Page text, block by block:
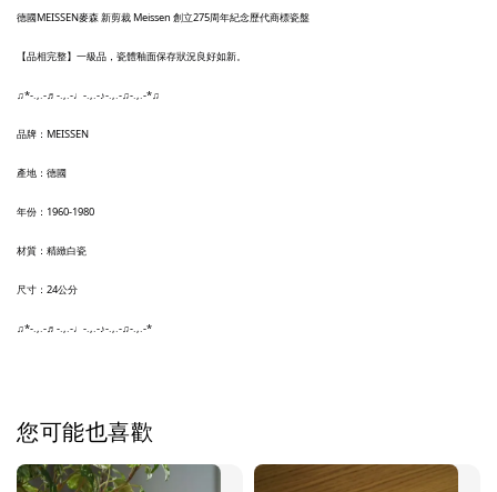
德國MEISSEN麥森 新剪裁 Meissen 創立275周年紀念歷代商標瓷盤
【品相完整】一級品，瓷體釉面保存狀況良好如新。
♫*-.,.-♬ -.,.-♩ -.,.-♪-.,.-♫-.,.-*♫
品牌：MEISSEN
產地：德國
年份：1960-1980
材質：精緻白瓷
尺寸：24公分
♫*-.,.-♬ -.,.-♩ -.,.-♪-.,.-♫-.,.-*
您可能也喜歡